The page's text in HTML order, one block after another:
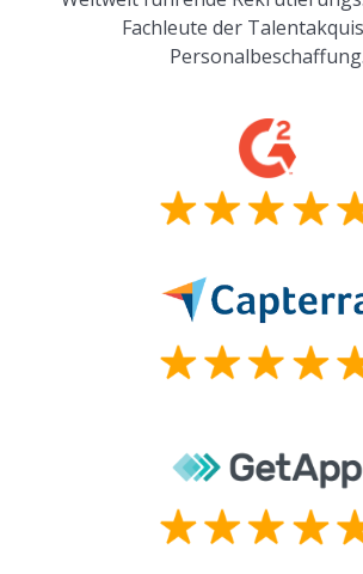
Fachleute der
Personalbeschaffung.